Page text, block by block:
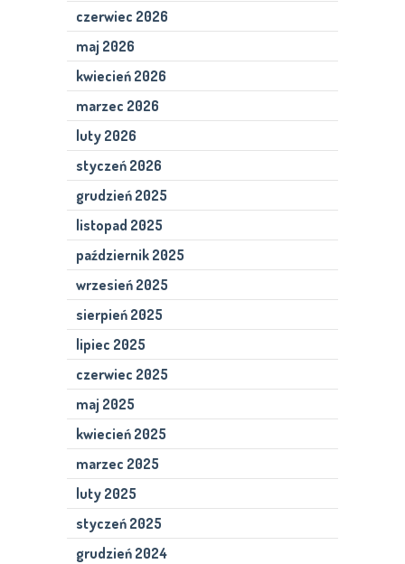
czerwiec 2026
maj 2026
kwiecień 2026
marzec 2026
luty 2026
styczeń 2026
grudzień 2025
listopad 2025
październik 2025
wrzesień 2025
sierpień 2025
lipiec 2025
czerwiec 2025
maj 2025
kwiecień 2025
marzec 2025
luty 2025
styczeń 2025
grudzień 2024